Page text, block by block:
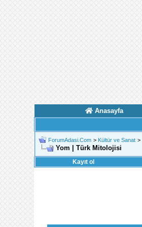
Anasayfa
ForumAdasi.Com > Kültür ve Sanat >
Yom | Türk Mitolojisi
Kayıt ol